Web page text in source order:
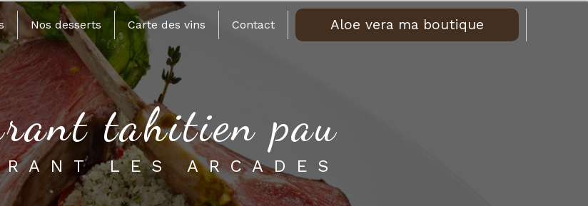
Nos desserts Carte des vins Contact Aloe vera ma boutique
tahitien pau
LES ARCADES